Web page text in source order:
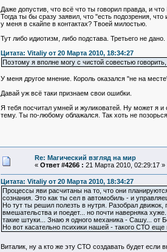
Даже допустив, что всё что ты говорил правда, и
Тогда ты бы сразу заявил, что "есть подозрения,
у меня в скайпе в контактах? Твоей милостью.
Тут либо идиотизм, либо подстава. Третьего не дано.
Цитата: Vitaliy от 20 Марта 2010, 18:34:27
Поэтому я вполне могу с чистой совестью
У меня другое мнение. Король оказался "не на
Давай уж всё таки признаем свои ошибки.
Я тебя посчитал умней и жуликоватей. Ну может я
тему. Ты по-любому облажался. Так хоть не
Re: Магический взгляд на мир
« Ответ #4266 : 21 Марта 2010, 02:29:17 »
Цитата: Vitaliy от 20 Марта 2010, 18:34:27
Процессы яви расчитаны на то, что они
сознания. Это как ты сел в автомобиль - и
Но тут ты решил полезть в нутря. Разобрал
вмешательства и поедет... но почти наверняка
такие штуки... Знаю я одного механика - Сашу... от
Но вот касательно психики нашей - такого СТО еще
Виталик, ну а кто же эту СТО создавать будет если